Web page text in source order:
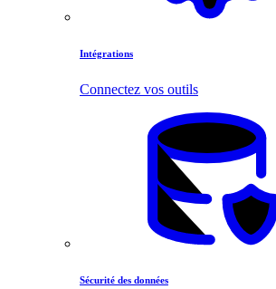
Intégrations
Connectez vos outils
Sécurité des données